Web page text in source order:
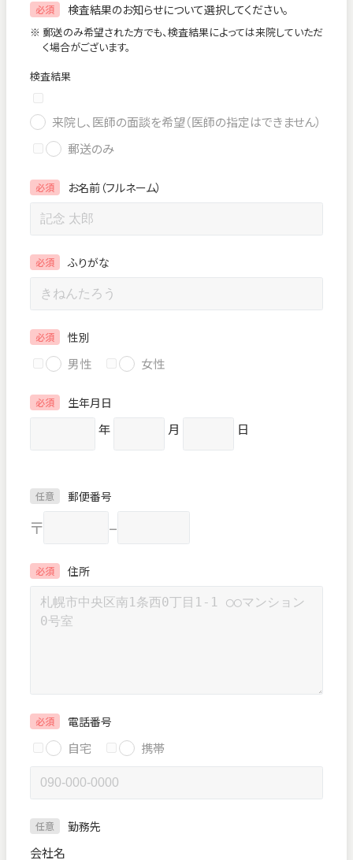
必須 検査結果のお知らせについて選択してください。
※ 郵送のみ希望された方でも、検査結果によっては来院していただ
く場合がございます。
検査結果
来院し、医師の面談を希望（医師の指定はできません）
郵送のみ
必須 お名前（フルネーム）
必須 ふりがな
必須 性別
男性 女性
必須 生年月日
年 月 日
任意 郵便番号
〒 –
必須 住所
必須 電話番号
自宅 携帯
任意 勤務先
会社名